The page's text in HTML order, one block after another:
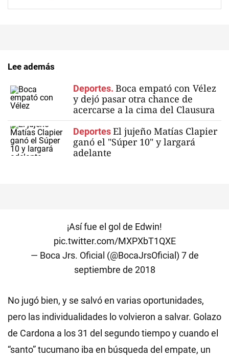
Lee además
Deportes. Boca empató con Vélez
y dejó pasar otra chance de
acercarse a la cima del Clausura
DeportesEl jujeño Matías Clapier
ganó el "Súper 10" y largará
adelante
¡Así fue el gol de Edwin!
pic.twitter.com/MXPXbT1QXE
— Boca Jrs. Oficial (@BocaJrsOficial) 7 de
septiembre de 2018
No jugó bien, y se salvó en varias oportunidades,
pero las individualidades lo volvieron a salvar. Golazo
de Cardona a los 31 del segundo tiempo y cuando el
“santo” tucumano iba en búsqueda del empate, un